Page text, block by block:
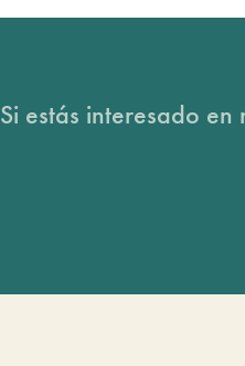
Si estás interesado